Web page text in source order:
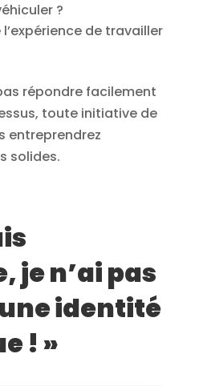
?
de travailler
répondre facilement
toute initiative de
entreprendrez
solides.
je n’ai pas
identité
! »